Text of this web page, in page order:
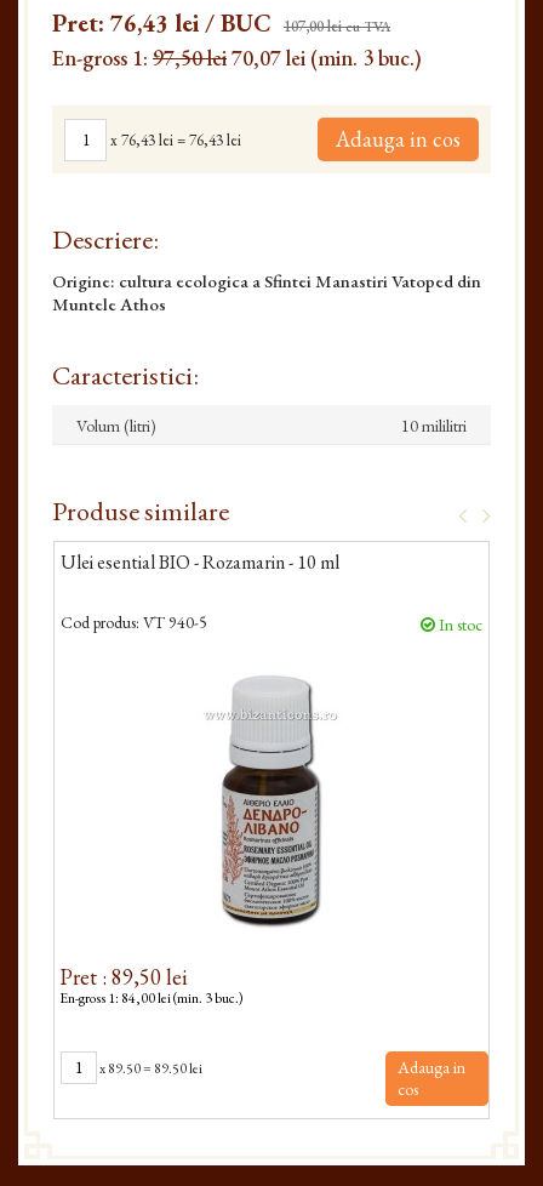
Pret: 76,43 lei/ BUC 107,00 leicu TVA
En-gross 1: 97,50 lei70,07 lei (min. 3 buc.)
x76,43 lei=76,43 lei Adauga in cos
Descriere:
Origine: cultura ecologica a Sfintei Manastiri Vatoped din
Muntele Athos
Caracteristici:
Volum (litri) 10 mililitri
Produse similare
Ulei esential BIO - Rozamarin - 10 ml
Cod produs: VT 940-5 In stoc
Pret : 89,50 lei
En-gross 1: 84,00 lei (min. 3 buc.)
x89.50= 89.50 lei
Adauga in
cos